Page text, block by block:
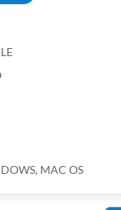
MAC OS